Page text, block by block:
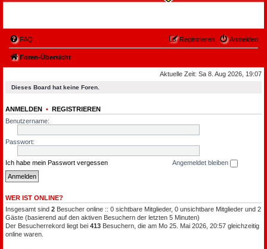
FAQ Anmelden
Registrieren
Foren-Übersicht
Aktuelle Zeit: Sa 8. Aug 2026, 19:07
Dieses Board hat keine Foren.
ANMELDEN • REGISTRIEREN
Benutzername:
Passwort:
Ich habe mein Passwort vergessen Angemeldet bleiben
WER IST ONLINE?
Insgesamt sind 2 Besucher online :: 0 sichtbare Mitglieder, 0 unsichtbare Mitglieder und 2
Gäste (basierend auf den aktiven Besuchern der letzten 5 Minuten)
Der Besucherrekord liegt bei 413 Besuchern, die am Mo 25. Mai 2026, 20:57 gleichzeitig
online waren.